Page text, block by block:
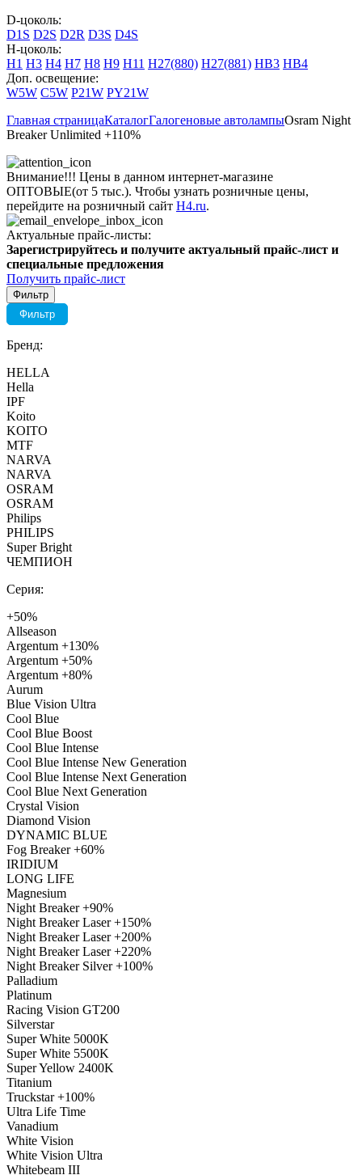
D-цоколь:
D1S D2S D2R D3S D4S
H-цоколь:
H1 H3 H4 H7 H8 H9 H11 H27(880) H27(881) HB3 HB4
Доп. освещение:
W5W C5W P21W PY21W
Главная страницаКаталогГалогеновые автолампыOsram Night
Breaker Unlimited +110%
Внимание!!! Цены в данном интернет-магазине
ОПТОВЫЕ(от 5 тыс.). Чтобы узнать розничные цены,
перейдите на розничный сайт H4.ru.
Актуальные прайс-листы:
Зарегистрируйтесь и получите актуальный прайс-лист и
специальные предложения
Получить прайс-лист
Фильтр
Фильтр
Бренд:
HELLA
Hella
IPF
Koito
KOITO
MTF
NARVA
NARVA
OSRAM
OSRAM
Philips
PHILIPS
Super Bright
ЧЕМПИОН
Серия:
+50%
Allseason
Argentum +130%
Argentum +50%
Argentum +80%
Aurum
Blue Vision Ultra
Cool Blue
Cool Blue Boost
Cool Blue Intense
Cool Blue Intense New Generation
Cool Blue Intense Next Generation
Cool Blue Next Generation
Crystal Vision
Diamond Vision
DYNAMIC BLUE
Fog Breaker +60%
IRIDIUM
LONG LIFE
Magnesium
Night Breaker +90%
Night Breaker Laser +150%
Night Breaker Laser +200%
Night Breaker Laser +220%
Night Breaker Silver +100%
Palladium
Platinum
Racing Vision GT200
Silverstar
Super White 5000K
Super White 5500K
Super Yellow 2400K
Titanium
Truckstar +100%
Ultra Life Time
Vanadium
White Vision
White Vision Ultra
Whitebeam III